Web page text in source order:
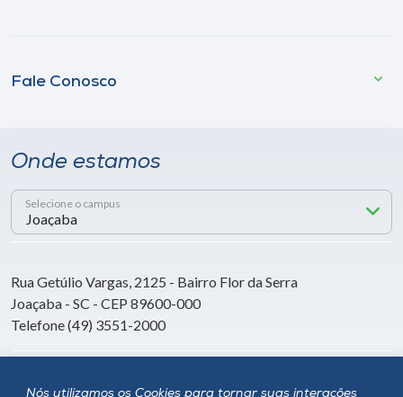
Nós utilizamos os Cookies para tornar suas interações
Fale Conosco
Onde estamos
Selecione o campus
Rua Getúlio Vargas, 2125 - Bairro Flor da Serra
Joaçaba - SC - CEP 89600-000
Telefone (49) 3551-2000
Siga a Unoesc